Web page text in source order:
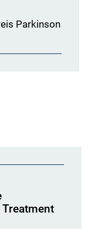
Parkinson